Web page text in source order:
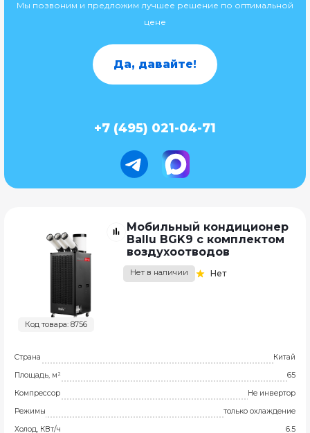
Мы позвоним и предложим лучшее решение по оптимальной
цене
Да, давайте!
+7 (495) 021-04-71
Код товара: 8756
Мобильный кондиционер
Ballu BGK9 с комплектом
воздухоотводов
Нет в наличии Нет
Страна
Китай
Площадь, м²
65
Компрессор
Не инвертор
Режимы
только охлаждение
Холод, КВт/ч
6.5